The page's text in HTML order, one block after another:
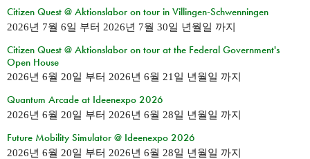
Citizen Quest @ Aktionslabor on tour in Villingen-Schwenningen
2026년 7월 6일 부터 2026년 7월 30일 년월일 까지
Citizen Quest @ Aktionslabor on tour at the Federal Government's
Open House
2026년 6월 20일 부터 2026년 6월 21일 년월일 까지
Quantum Arcade at Ideenexpo 2026
2026년 6월 20일 부터 2026년 6월 28일 년월일 까지
Future Mobility Simulator @ Ideenexpo 2026
2026년 6월 20일 부터 2026년 6월 28일 년월일 까지